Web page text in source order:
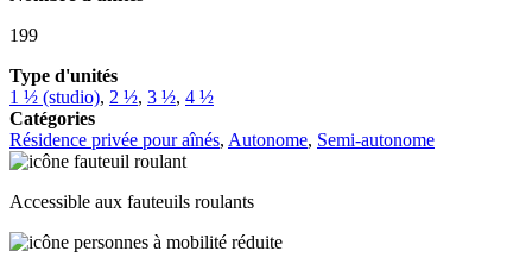
199
Type d'unités
1 ½ (studio), 2 ½, 3 ½, 4 ½
Catégories
Résidence privée pour aînés, Autonome, Semi-autonome
Accessible aux fauteuils roulants